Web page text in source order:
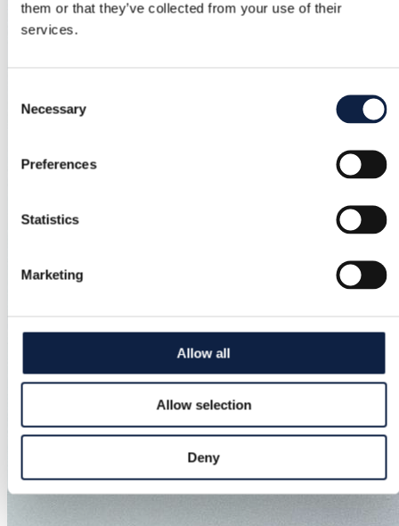
them or that they’ve collected from your use of their
services.
Selection
Necessary
Preferences
Statistics
Marketing
Allow all
Allow selection
Deny